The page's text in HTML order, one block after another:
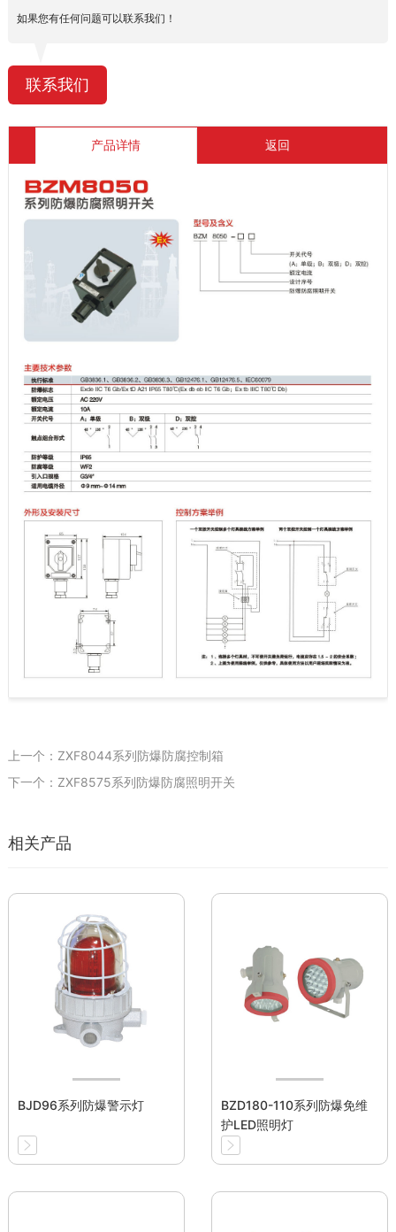
如果您有任何问题可以联系我们！
联系我们
产品详情 返回
上一个：ZXF8044系列防爆防腐控制箱
下一个：ZXF8575系列防爆防腐照明开关
相关产品
BJD96系列防爆警示灯
BZD180-110系列防爆免维
护LED照明灯